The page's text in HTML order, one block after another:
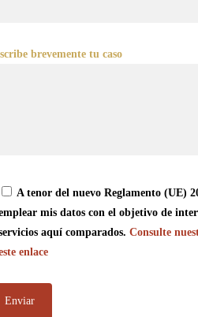
brevemente tu caso
A tenor del nuevo Reglamento (UE)
mis datos con el objetivo de
aquí comparados. Consulte
enlace